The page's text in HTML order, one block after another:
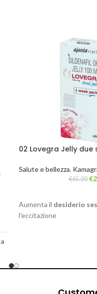
02 Lovegra Jelly due
Salute e bellezza,
€65.00 €
Aumenta il desiderio
l’eccitazione
femminile
Gel orale pratico e facile